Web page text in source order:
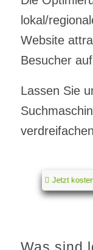
lokal/
Website
Besucher
Lassen Sie
Jetzt
Was sind